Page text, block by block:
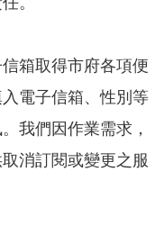
信箱取得市府各項便
電子信箱、性別等
我們因作業需求，
消訂閱或變更之服